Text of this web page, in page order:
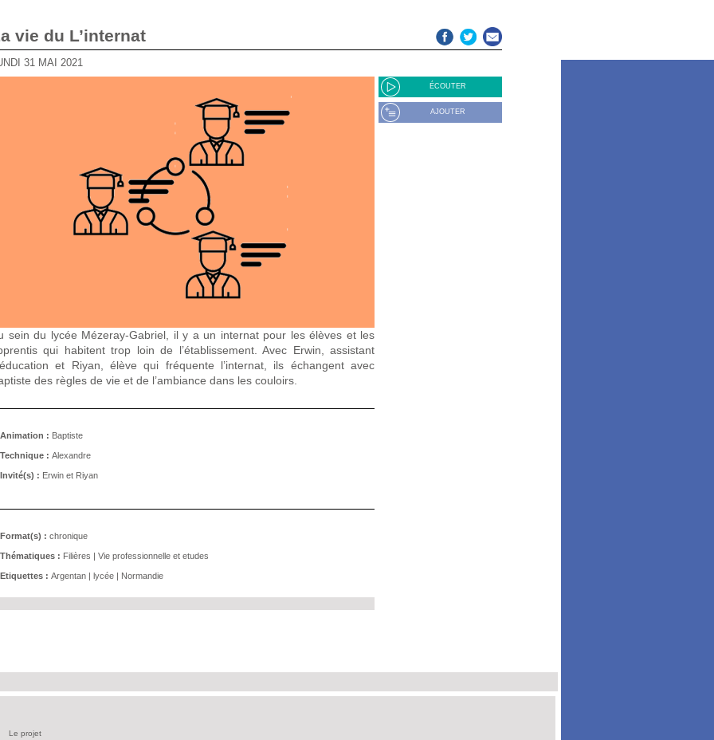
La vie du L’internat
31 MAI 2021
ÉCOUTER
AJOUTER
sein du lycée Mézeray-Gabriel, il y a un internat pour les élèves et les
qui habitent trop loin de l’établissement. Avec Erwin, assistant
et Riyan, élève qui fréquente l’internat, ils échangent avec
des règles de vie et de l’ambiance dans les couloirs.
Animation : Baptiste
Technique : Alexandre
Invité(s) : Erwin et Riyan
Format(s) : chronique
Thématiques : Filières | Vie professionnelle et etudes
Etiquettes : Argentan | lycée | Normandie
Le projet